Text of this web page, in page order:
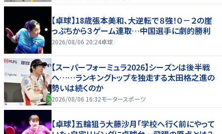
【卓球】18歳張本美和、大逆転で８強！０－２の崖
っぷちから３ゲーム連取…中国選手に劇的勝利
2026/08/06 20:24卓球
【スーパーフォーミュラ2026】シーズンは後半戦
へ……ランキングトップを独走する太田格之進の
勢いは続くのか
2026/08/06 16:32モータースポーツ
【卓球】五輪狙う大藤沙月「学校へ行く前にやって